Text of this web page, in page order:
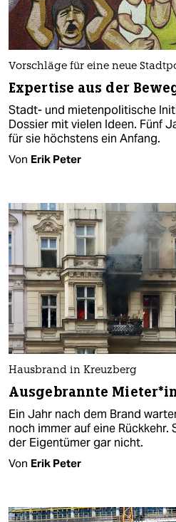
Vorschläge für eine neue
Expertise aus der
Stadt- und mietenpolitische
Dossier mit vielen Ideen. Fünf
für sie höchstens ein Anfang.
Von Erik Peter
Hausbrand in Kreuzberg
Ausgebrannte
Ein Jahr nach dem Brand
noch immer auf eine Rückkehr.
der Eigentümer gar nicht.
Von Erik Peter